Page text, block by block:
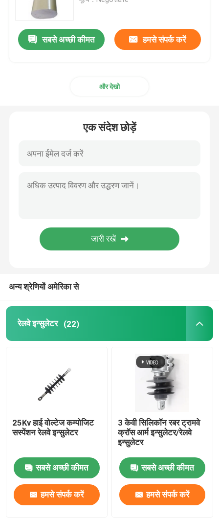
इन्सुलेटर फिटिंग
इपॉक्सी फाइबरग्लास रॉड
फ़्यूज़ कट आउट
अछूता मचान
एफआरपी ढाला उत्पाद
सबसे अच्छी कीमत हमसे संपर्क करें
और देखो
एक संदेश छोड़ें
अन्य श्रेणियों अमेरिका से
रेलवे इन्सुलेटर (22)
25Kv हाई वोल्टेज कम्पोजिट
सस्पेंशन रेलवे इन्सुलेटर
सबसे अच्छी कीमत
हमसे संपर्क करें
3 केवी सिलिकॉन रबर ट्रामवे
क्रॉस आर्म इन्सुलेटर/रेलवे
इन्सुलेटर
सबसे अच्छी कीमत
हमसे संपर्क करें